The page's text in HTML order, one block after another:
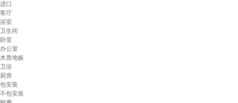
进口
客厅
浴室
卫生间
卧室
办公室
木质地板
卫浴
厨房
包安装
不包安装